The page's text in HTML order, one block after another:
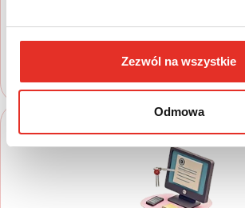
Zezwól na wszystkie
Odmowa
oczekiwania